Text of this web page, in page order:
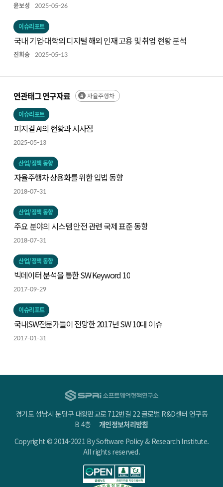
윤보성 2025-05-26
이슈리포트
국내 기업·대학의 디지털 해외 인재 고용 및 취업 현황 분석
진회승 2025-05-13
연관태그 연구자료 자율주행차
이슈리포트
피지컬 AI의 현황과 시사점
2025-05-13
산업/정책 동향
자율주행차 상용화를 위한 입법 동향
2018-07-31
산업/정책 동향
주요 분야의 시스템 안전 관련 국제 표준 동향
2018-07-31
산업/정책 동향
빅데이터 분석을 통한 SW Keyword 10
2017-09-29
이슈리포트
국내SW전문가들이 전망한 2017년 SW 10대 이슈
2017-01-31
경기도 성남시 분당구 대왕판교로 712번길 22 글로벌 R&D센터 연구동
B 4층개인정보처리방침
Copyright © 2014-2021 By Software Policy & Research Institute.
All rights reserved.